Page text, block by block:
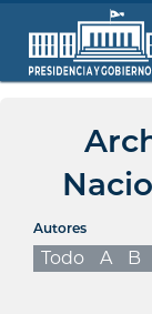
Autores
Todo A B